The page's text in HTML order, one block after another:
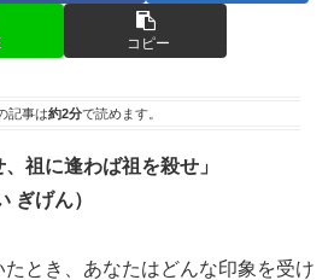
コピー
記事は約2分で読めます。
祖に逢わば祖を殺せ」
ぎげん）
とき、あなたはどんな印象を受け